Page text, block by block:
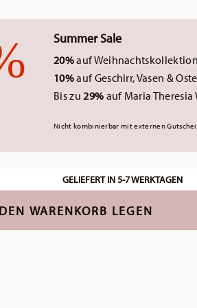
Summer Sale
20%auf
10%auf Geschirr, Vasen &
Bis zu29% auf Maria Theresia
Nicht kombinierbar mit externen
GELIEFERT IN 5-7 WERKTAGEN
WARENKORB LEGEN